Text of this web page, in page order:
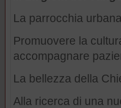
La parrocchia
Promuovere la
accompagnare
La bellezza della
Alla ricerca di una